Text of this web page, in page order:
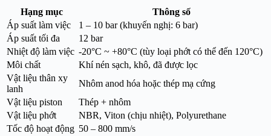
Hạng mục
Thông số
Áp suất làm việc
1 – 10 bar (khuyến nghị: 6 bar)
Áp suất tối đa
12 bar
Nhiệt độ làm việc -20°C ~ +80°C (tùy loại phớt có thể đến 120°C)
Môi chất
Khí nén sạch, khô, đã được lọc
Vật liệu thân xy
lanh
Nhôm anod hóa hoặc thép mạ cứng
Vật liệu piston
Thép + nhôm
Vật liệu phớt
NBR, Viton (chịu nhiệt), Polyurethane
Tốc độ hoạt động 50 – 800 mm/s